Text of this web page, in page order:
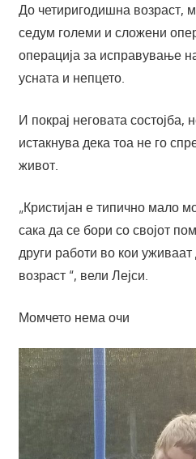
До четиригодишна возраст,
седум големи и сложени
операција за исправување
усната и непцето.
И покрај неговата состојба,
истакнува дека тоа не го
живот.
„Кристијан е типично мало
сака да се бори со својот
други работи во кои
возраст “, вели Лејси.
Момчето нема очи